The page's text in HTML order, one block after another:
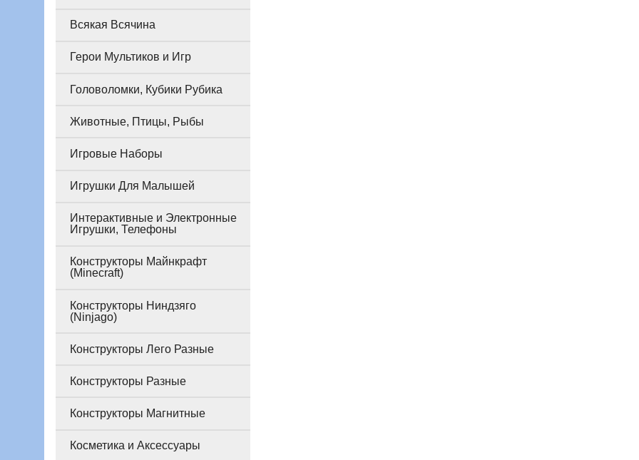
Всякая Всячина
Герои Мультиков и Игр
Головоломки, Кубики Рубика
Животные, Птицы, Рыбы
Игровые Наборы
Игрушки Для Малышей
Интерактивные и Электронные
Игрушки, Телефоны
Конструкторы Майнкрафт
(Minecraft)
Конструкторы Ниндзяго
(Ninjago)
Конструкторы Лего Разные
Конструкторы Разные
Конструкторы Магнитные
Косметика и Аксессуары